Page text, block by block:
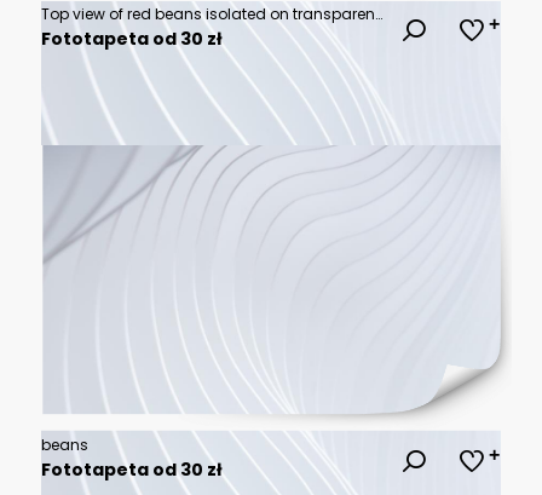
Top view of red beans isolated on transparent png
Fototapeta od 30 zł
beans
Fototapeta od 30 zł